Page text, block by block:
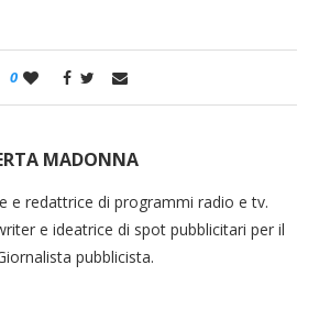
0
MADONNA
e redattrice di programmi radio e tv.
e ideatrice di spot pubblicitari per il
pubblicista.